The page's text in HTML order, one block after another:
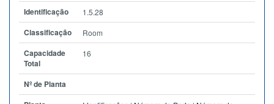
Identificação 1.5.28
Classificação Room
Capacidade
Total
16
Nº de Planta